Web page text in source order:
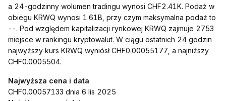
a 24-godzinny wolumen tradingu wynosi CHF2.41K. Podaż w
obiegu KRWQ wynosi 1.61B, przy czym maksymalna podaż to
--. Pod względem kapitalizacji rynkowej KRWQ zajmuje 2753
miejsce w rankingu kryptowalut. W ciągu ostatnich 24 godzin
najwyższy kurs KRWQ wyniósł CHF0.00055177, a najniższy
CHF0.0005504.
Najwyższa cena i data
CHF0.00057133 dnia 6 lis 2025